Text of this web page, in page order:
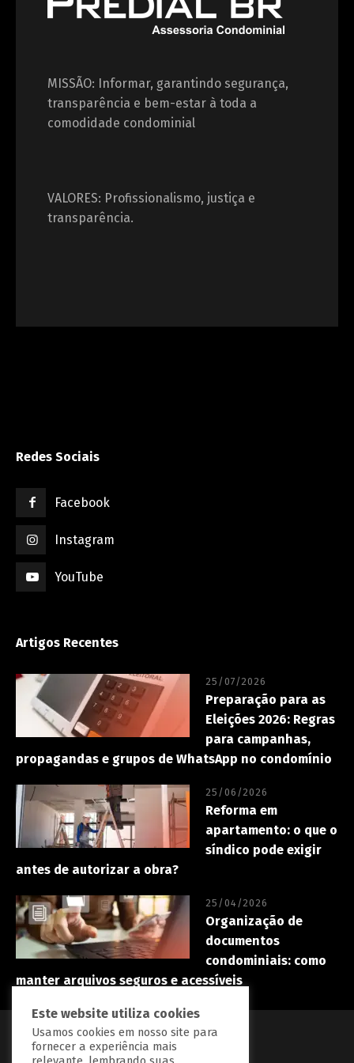
MISSÃO: Informar, garantindo segurança,
transparência e bem-estar à toda a
comodidade condominial
VALORES: Profissionalismo, justiça e
transparência.
Redes Sociais
Facebook
Instagram
YouTube
Artigos Recentes
25/07/2026
Preparação para as
Eleições 2026: Regras
para campanhas,
propagandas e grupos de WhatsApp no condomínio
25/06/2026
Reforma em
apartamento: o que o
síndico pode exigir
antes de autorizar a obra?
25/04/2026
Organização de
documentos
condominiais: como
manter arquivos seguros e acessíveis
Este website utiliza cookies
Usamos cookies em nosso site para
fornecer a experiência mais